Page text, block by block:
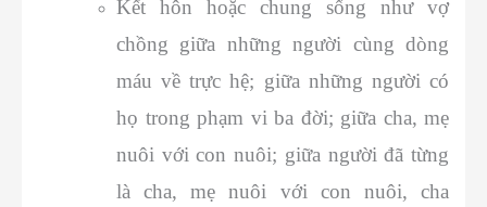
Kết hôn hoặc chung sống như vợ
chồng giữa những người cùng dòng
máu về trực hệ; giữa những người có
họ trong phạm vi ba đời; giữa cha, mẹ
nuôi với con nuôi; giữa người đã từng
là cha, mẹ nuôi với con nuôi, cha